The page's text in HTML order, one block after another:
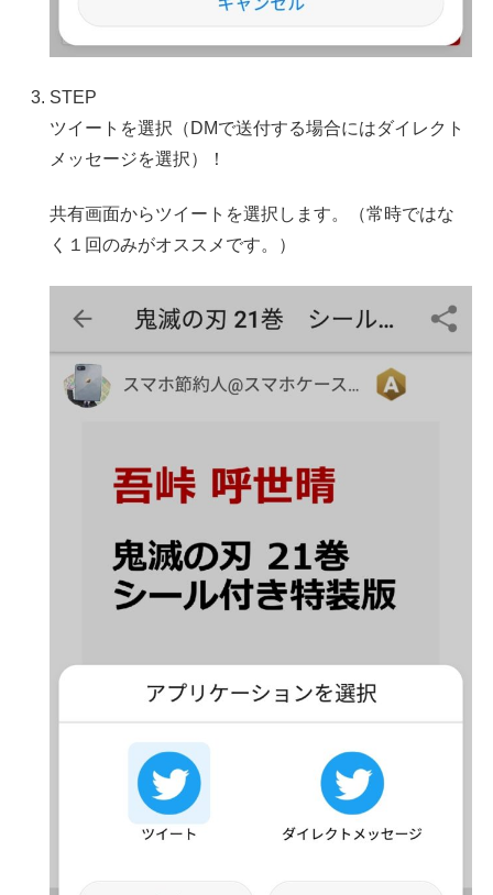
STEP
ツイートを選択（DMで送付する場合にはダイレクト
メッセージを選択）！
共有画面からツイートを選択します。（常時ではな
く１回のみがオススメです。）